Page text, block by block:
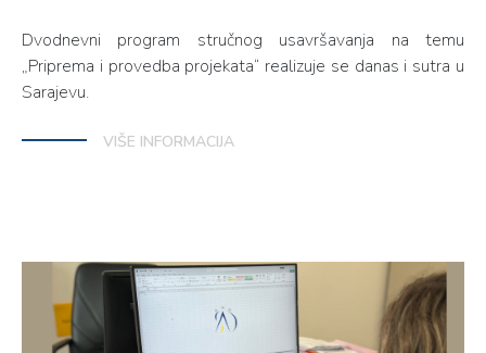
Dvodnevni program stručnog usavršavanja na temu
„Priprema i provedba projekata“ realizuje se danas i sutra u
Sarajevu.
VIŠE INFORMACIJA